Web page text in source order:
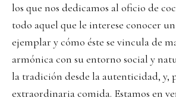
los que nos dedicamos al oficio de
todo aquel que le interese conocer
ejemplar y cómo éste se vincula de
armónica con su entorno social y
la tradición desde la autenticidad, y,
extraordinaria comida. Estamos en